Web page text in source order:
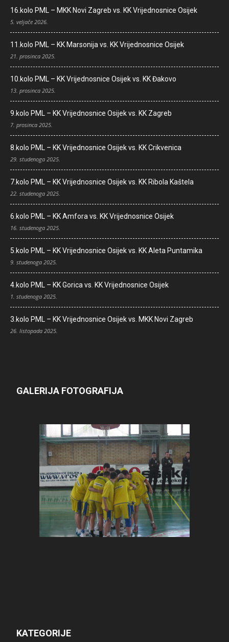
16.kolo PML – MKK Novi Zagreb vs. KK Vrijednosnice Osijek
5. veljače 2026.
11.kolo PML – KK Marsonija vs. KK Vrijednosnice Osijek
21. prosinca 2025.
10.kolo PML – KK Vrijednosnice Osijek vs. KK Đakovo
13. prosinca 2025.
9.kolo PML – KK Vrijednosnice Osijek vs. KK Zagreb
7. prosinca 2025.
8.kolo PML – KK Vrijednosnice Osijek vs. KK Crikvenica
29. studenoga 2025.
7.kolo PML – KK Vrijednosnice Osijek vs. KK Ribola Kaštela
22. studenoga 2025.
6.kolo PML – KK Amfora vs. KK Vrijednosnice Osijek
16. studenoga 2025.
5.kolo PML – KK Vrijednosnice Osijek vs. KK Aleta Puntamika
9. studenoga 2025.
4.kolo PML – KK Gorica vs. KK Vrijednosnice Osijek
1. studenoga 2025.
3.kolo PML – KK Vrijednosnice Osijek vs. MKK Novi Zagreb
26. listopada 2025.
GALERIJA FOTOGRAFIJA
KATEGORIJE